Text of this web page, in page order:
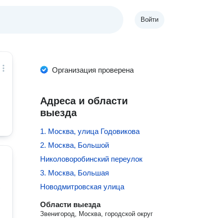
Войти
Организация проверена
Адреса и области
выезда
1. Москва, улица Годовикова
2. Москва, Большой
Николоворобинский переулок
3. Москва, Большая
Новодмитровская улица
Области выезда
Звенигород, Москва, городской округ